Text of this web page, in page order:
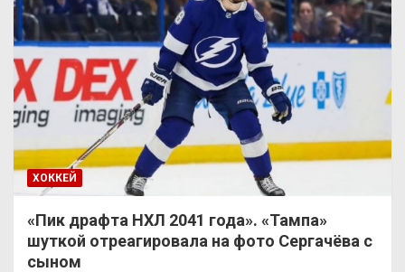
ХОККЕЙ
«Пик драфта НХЛ 2041 года». «Тампа»
шуткой отреагировала на фото Сергачёва с
сыном